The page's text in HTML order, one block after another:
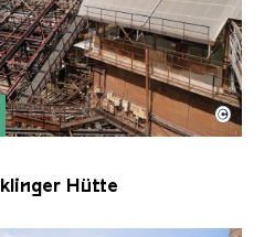
Völklinger Hütte mit
Völklinger Hütte | Karl
©
Hütte